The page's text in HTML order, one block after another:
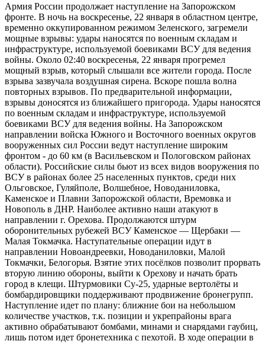
Армия России продолжает наступление на Запорожском
фронте. В ночь на воскресенье, 22 января в областном центре,
временно оккупированном режимом Зеленского, загремели
мощные взрывы: удары наносятся по военным складам и
инфраструктуре, используемой боевиками ВСУ для ведения
войны. Около 02:40 воскресенья, 22 января прогремел
мощный взрыв, который слышали все жители города. После
взрыва зазвучала воздушная сирена. Вскоре пошла волна
повторных взрывов. По предварительной информации,
взрывы доносятся из ближайшего пригорода. Удары наносятся
по военным складам и инфраструктуре, используемой
боевиками ВСУ для ведения войны. На Запорожском
направлении войска Южного и Восточного военных округов
вооруженных сил России ведут наступление широким
фронтом - до 60 км (в Васильевском и Пологовском районах
области). Российские силы бьют из всех видов вооружения по
ВСУ в районах более 25 населенных пунктов, среди них
Ольговское, Гуляйполе, Волшебное, Новоданиловка,
Каменское и Плавни Запорожской области, Времовка и
Новополь в ДНР. Наиболее активно наши атакуют в
направлении г. Орехова. Продолжаются штурм
оборонительных рубежей ВСУ Каменское — Щербаки —
Малая Токмачка. Наступательные операции идут в
направлении Новоандреевки, Новоданиловки, Малой
Токмачки, Белогорья. Взятие этих посёлков позволит прорвать
вторую линию обороны, выйти к Орехову и начать брать
город в клещи. Штурмовики Су-25, ударные вертолёты и
бомбардировщики поддерживают продвижение бронегрупп.
Наступление идет по плану: ближние бои на небольшом
количестве участков, т.к. позиции и укрепрайоны врага
активно обрабатывают бомбами, минами и снарядами гаубиц,
лишь потом идет бронетехника с пехотой. В ходе операции в